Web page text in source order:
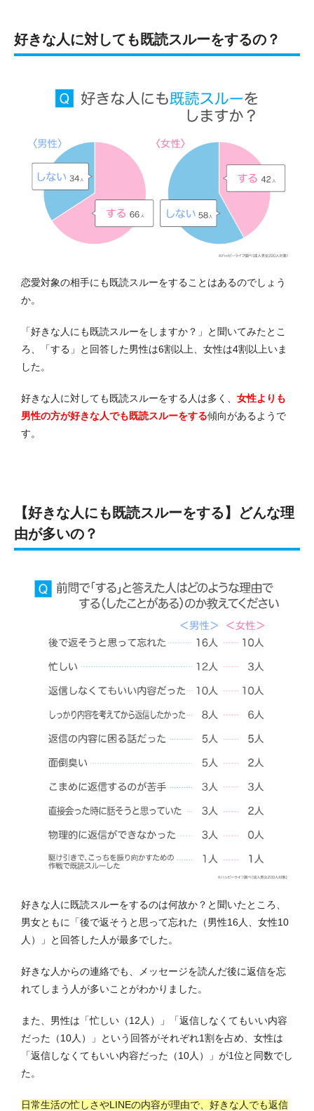
好きな人に対しても既読スルーをするの？
恋愛対象の相手にも既読スルーをすることはあるのでしょう
か。
「好きな人にも既読スルーをしますか？」と聞いてみたとこ
ろ、「する」と回答した男性は6割以上、女性は4割以上いま
した。
好きな人に対しても既読スルーをする人は多く、 女性よりも
男性の方が好きな人でも既読スルーをする傾向があるようで
す。
【好きな人にも既読スルーをする】どんな理
由が多いの？
好きな人に既読スルーをするのは何故か？と聞いたところ、
男女ともに「後で返そうと思って忘れた（男性16人、女性10
人）」と回答した人が最多でした。
好きな人からの連絡でも、メッセージを読んだ後に返信を忘
れてしまう人が多いことがわかりました。
また、男性は「忙しい（12人）」「返信しなくてもいい内容
だった（10人）」という回答がそれぞれ1割を占め、女性は
「返信しなくてもいい内容だった（10人）」が1位と同数でし
た。
日常生活の忙しさやLINEの内容が理由で、好きな人でも返信